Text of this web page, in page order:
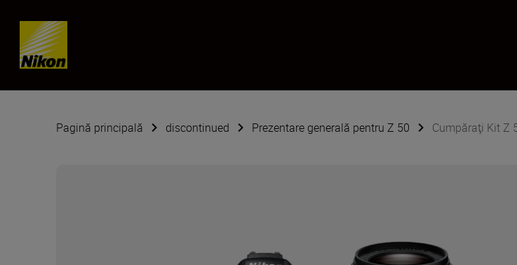
Skip content
Pagină principală discontinued Prezentare generală pentru Z 50 Cumpăraţi Kit Z